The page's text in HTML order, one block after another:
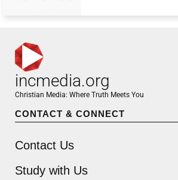
incmedia.org
Christian Media: Where Truth Meets You
CONTACT & CONNECT
Contact Us
Study with Us